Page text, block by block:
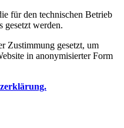
für den technischen Betrieb
gesetzt werden.
Zustimmung gesetzt, um
in anonymisierter Form